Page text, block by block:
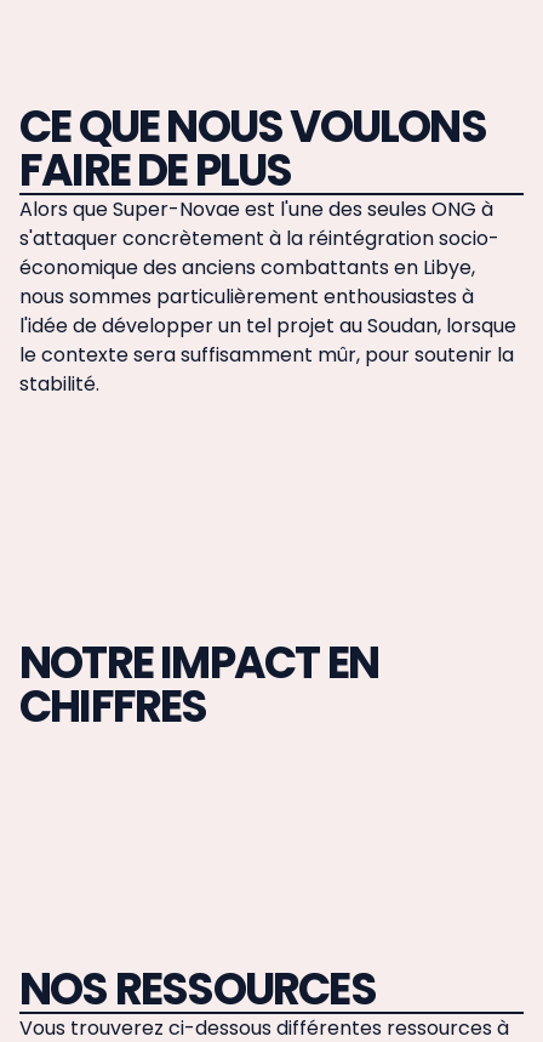
CE QUE NOUS VOULONS
FAIRE DE PLUS
Alors que Super-Novae est l'une des seules ONG à
s'attaquer concrètement à la réintégration socio-
économique des anciens combattants en Libye,
nous sommes particulièrement enthousiastes à
l'idée de développer un tel projet au Soudan, lorsque
le contexte sera suffisamment mûr, pour soutenir la
stabilité.
NOTRE IMPACT EN
CHIFFRES
NOS RESSOURCES
Vous trouverez ci-dessous différentes ressources à